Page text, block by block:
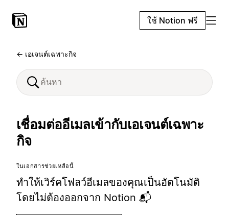
ใช้ Notion ฟรี
← เอเจนต์เฉพาะกิจ
เชื่อมต่ออีเมลเข้ากับเอเจนต์เฉพาะ
กิจ
ในเอกสารช่วยเหลือนี้
ทำให้เวิร์คโฟลว์อีเมลของคุณเป็นอัตโนมัติ
โดยไม่ต้องออกจาก Notion 📬